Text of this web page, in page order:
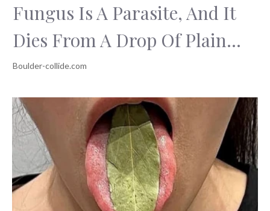
Fungus Is A Parasite, And It
Dies From A Drop Of Plain...